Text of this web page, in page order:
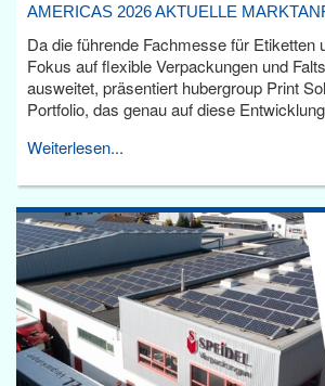
AMERICAS 2026 AKTUELLE
Da die führende Fachmesse für Etiketten
Fokus auf flexible Verpackungen und
ausweitet, präsentiert hubergroup Print
Portfolio, das genau auf diese
Weiterlesen...